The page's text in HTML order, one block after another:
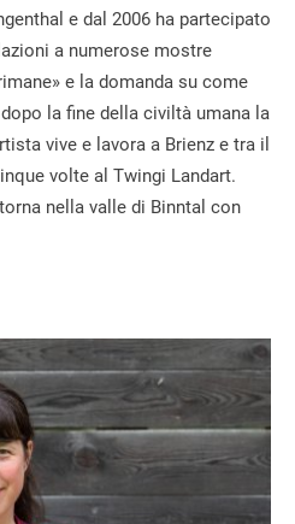
e dal 2006 ha partecipato
a numerose mostre
e la domanda su come
la fine della civiltà umana la
vive e lavora a Brienz e tra il
volte al Twingi Landart.
nella valle di Binntal con